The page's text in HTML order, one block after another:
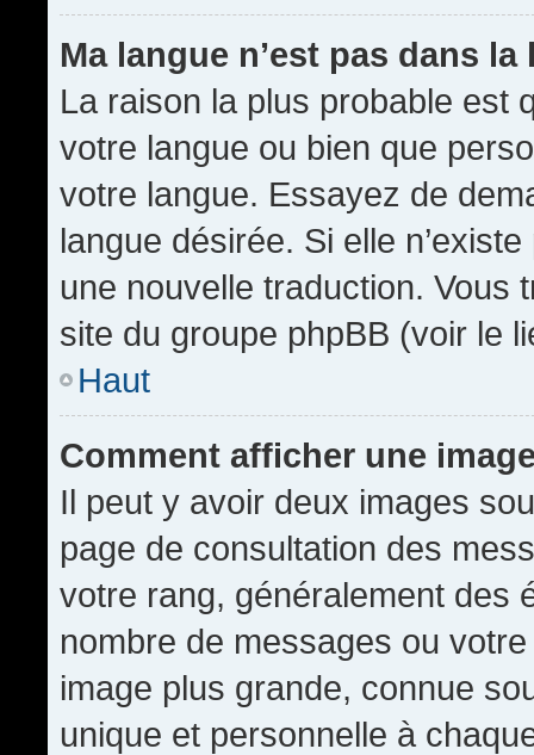
Ma langue n’est pas dans la
La raison la plus probable est
votre langue ou bien que
votre langue. Essayez de
langue désirée. Si elle
une nouvelle traduction. Vous
site du groupe phpBB (voir le
Haut
Comment afficher une
Il peut y avoir deux images
page de consultation des
votre rang, généralement des
nombre de messages ou
image plus grande, connue
unique et personnelle à